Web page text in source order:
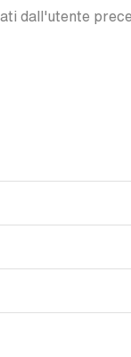
dall'utente